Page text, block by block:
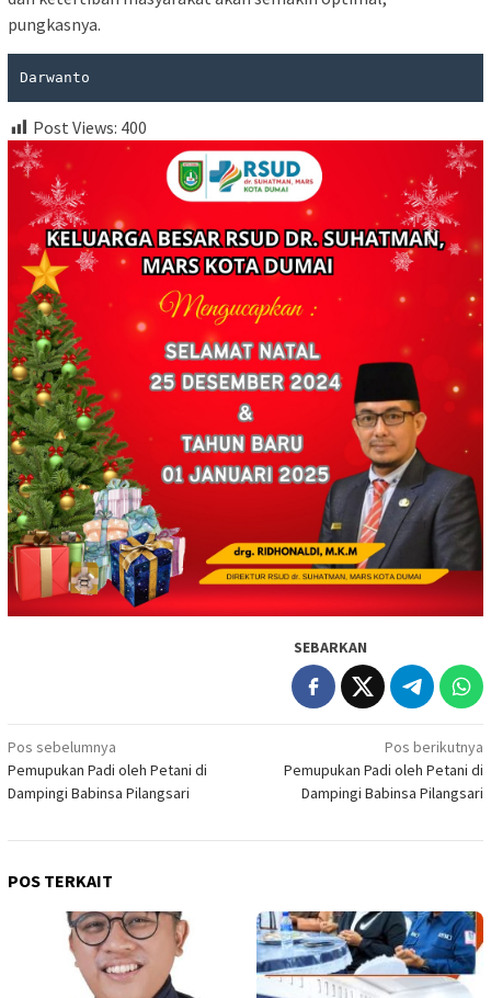
pungkasnya.
Darwanto
Post Views: 400
SEBARKAN
Navigasi
pos
Pos sebelumnya
Pemupukan Padi oleh Petani di
Dampingi Babinsa Pilangsari
Pos berikutnya
Pemupukan Padi oleh Petani di
Dampingi Babinsa Pilangsari
POS TERKAIT